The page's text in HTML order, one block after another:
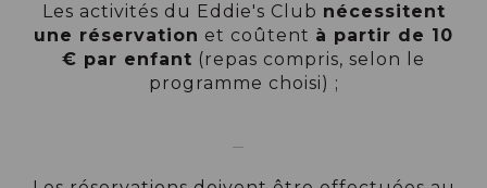
Les activités du Eddie's Club nécessitent
une réservation et coûtent à partir de 10
€ par enfant (repas compris, selon le
programme choisi) ;